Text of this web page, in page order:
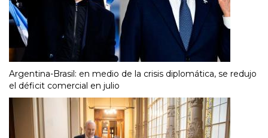
Argentina-Brasil: en medio de la crisis diplomática, se redujo
el déficit comercial en julio